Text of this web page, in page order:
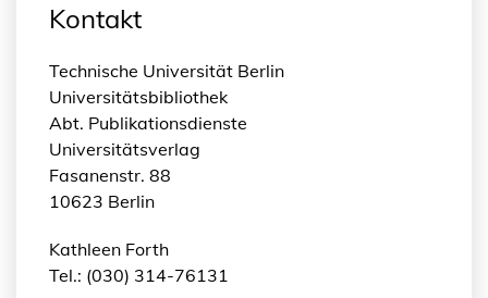
Kontakt
Technische Universität Berlin
Universitätsbibliothek
Abt. Publikationsdienste
Universitätsverlag
Fasanenstr. 88
10623 Berlin
Kathleen Forth
Tel.: (030) 314-76131